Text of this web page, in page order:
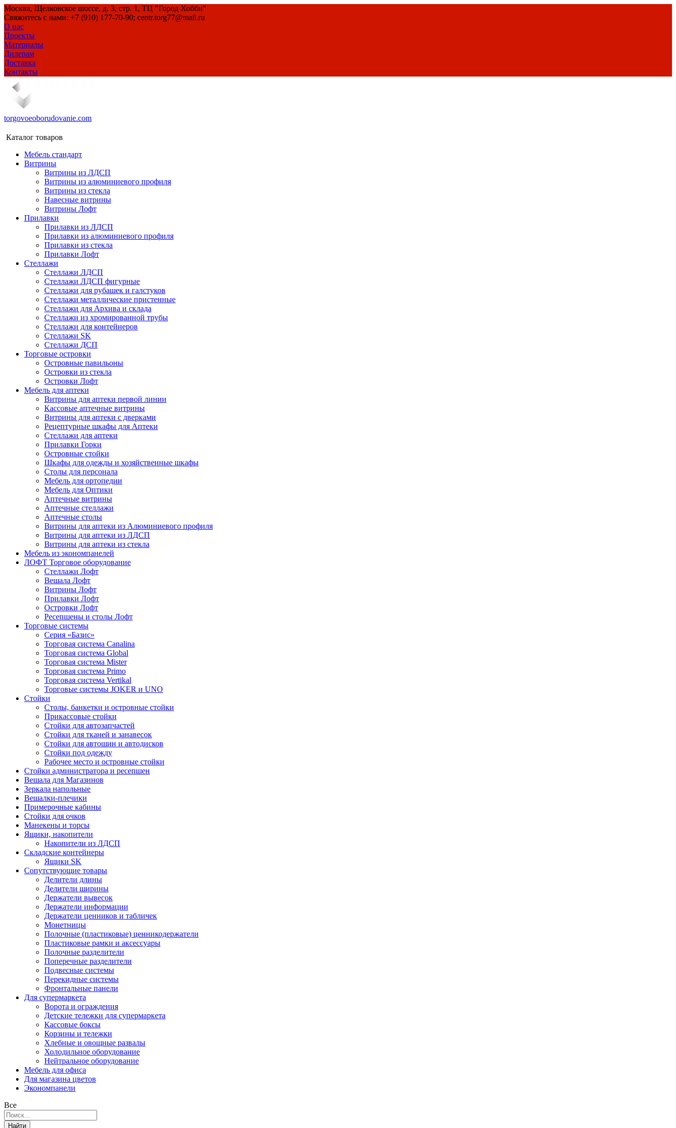
Москва, Щелковское шоссе, д. 3, стр. 1, ТЦ "Город Хобби"
Свяжитесь с нами: +7 (910) 177-70-90; centr.torg77@mail.ru
О нас
Проекты
Материалы
Дилерам
Доставка
Контакты
torgovoeoborudovanie.com
Каталог товаров
Мебель стандарт
Витрины
Витрины из ЛДСП
Витрины из алюминиевого профиля
Витрины из стекла
Навесные витрины
Витрины Лофт
Прилавки
Прилавки из ЛДСП
Прилавки из алюминиевого профиля
Прилавки из стекла
Прилавки Лофт
Стеллажи
Стеллажи ЛДСП
Стеллажи ЛДСП фигурные
Стеллажи для рубашек и галстуков
Стеллажи металлические пристенные
Стеллажи для Архива и склада
Стеллажи из хромированной трубы
Стеллажи для контейнеров
Стеллажи SK
Стеллажи ДСП
Торговые островки
Островные павильоны
Островки из стекла
Островки Лофт
Мебель для аптеки
Витрины для аптеки первой линии
Кассовые аптечные витрины
Витрины для аптеки с дверками
Рецептурные шкафы для Аптеки
Стеллажи для аптеки
Прилавки Горки
Островные стойки
Шкафы для одежды и хозяйственные шкафы
Столы для персонала
Мебель для ортопедии
Мебель для Оптики
Аптечные витрины
Аптечные стеллажи
Аптечные столы
Витрины для аптеки из Алюминиевого профиля
Витрины для аптеки из ЛДСП
Витрины для аптеки из стекла
Мебель из экономпанелей
ЛОФТ Торговое оборудование
Стеллажи Лофт
Вешала Лофт
Витрины Лофт
Прилавки Лофт
Островки Лофт
Ресепшены и столы Лофт
Торговые системы
Серия «Базис»
Торговая система Canalina
Торговая система Global
Торговая система Mister
Торговая система Primo
Торговая система Vertikal
Торговые системы JOKER и UNO
Стойки
Столы, банкетки и островные стойки
Прикассовые стойки
Стойки для автозапчастей
Стойки для тканей и занавесок
Стойки для автошин и автодисков
Стойки под одежду
Рабочее место и островные стойки
Стойки администратора и ресепшен
Вешала для Магазинов
Зеркала напольные
Вешалки-плечики
Примерочные кабины
Стойки для очков
Манекены и торсы
Ящики, накопители
Накопители из ЛДСП
Складские контейнеры
Ящики SK
Сопутствующие товары
Делители длины
Делители ширины
Держатели вывесок
Держатели информации
Держатели ценников и табличек
Монетницы
Полочные (пластиковые) ценникодержатели
Пластиковые рамки и аксессуары
Полочные разделители
Поперечные разделители
Подвесные системы
Перекидные системы
Фронтальные панели
Для супермаркета
Ворота и ограждения
Детские тележки для супермаркета
Кассовые боксы
Корзины и тележки
Хлебные и овощные развалы
Холодильное оборудование
Нейтральное оборудование
Мебель для офиса
Для магазина цветов
Экономпанели
Все
Найти